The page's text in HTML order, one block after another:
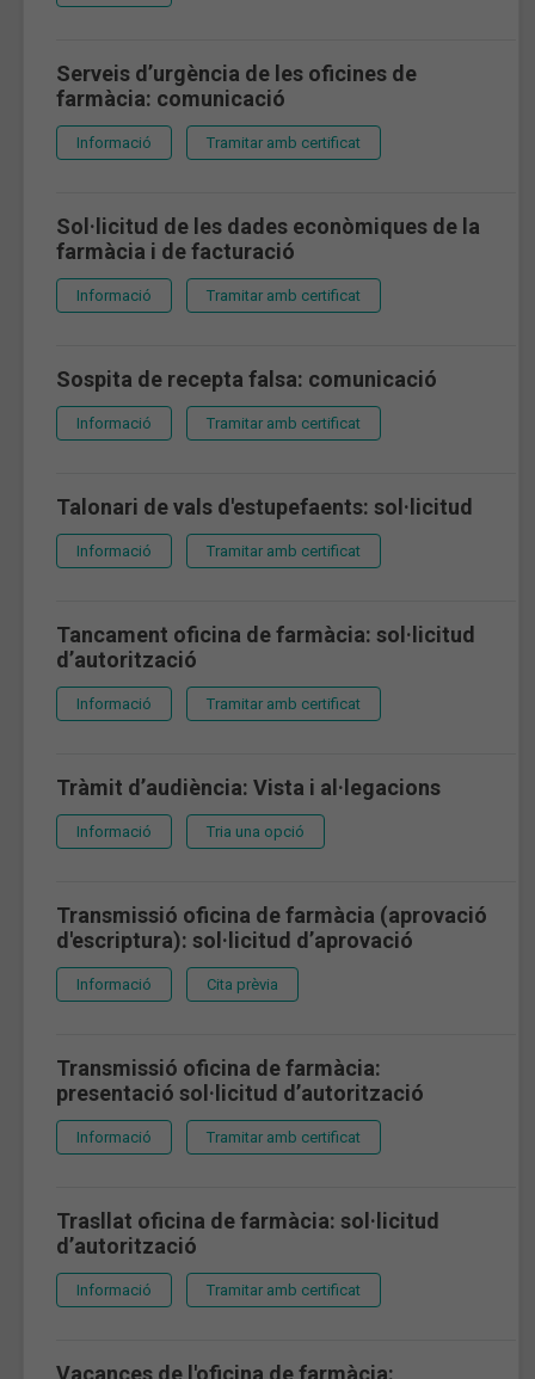
Serveis d’urgència de les oficines de
farmàcia: comunicació
Informació Tramitar amb certificat
Sol·licitud de les dades econòmiques de la
farmàcia i de facturació
Informació Tramitar amb certificat
Sospita de recepta falsa: comunicació
Informació Tramitar amb certificat
Talonari de vals d'estupefaents: sol·licitud
Informació Tramitar amb certificat
Tancament oficina de farmàcia: sol·licitud
d’autorització
Informació Tramitar amb certificat
Tràmit d’audiència: Vista i al·legacions
Informació Tria una opció
Transmissió oficina de farmàcia (aprovació
d'escriptura): sol·licitud d’aprovació
Informació Cita prèvia
Transmissió oficina de farmàcia:
presentació sol·licitud d’autorització
Informació Tramitar amb certificat
Trasllat oficina de farmàcia: sol·licitud
d’autorització
Informació Tramitar amb certificat
Vacances de l'oficina de farmàcia: